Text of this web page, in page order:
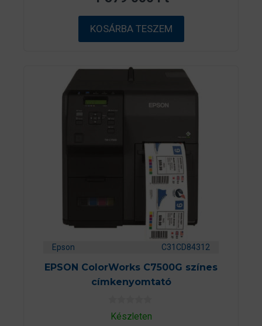
b
ő
l
KOSÁRBA TESZEM
Epson C31CD84312
EPSON ColorWorks C7500G színes
címkenyomtató
0
aKészleten